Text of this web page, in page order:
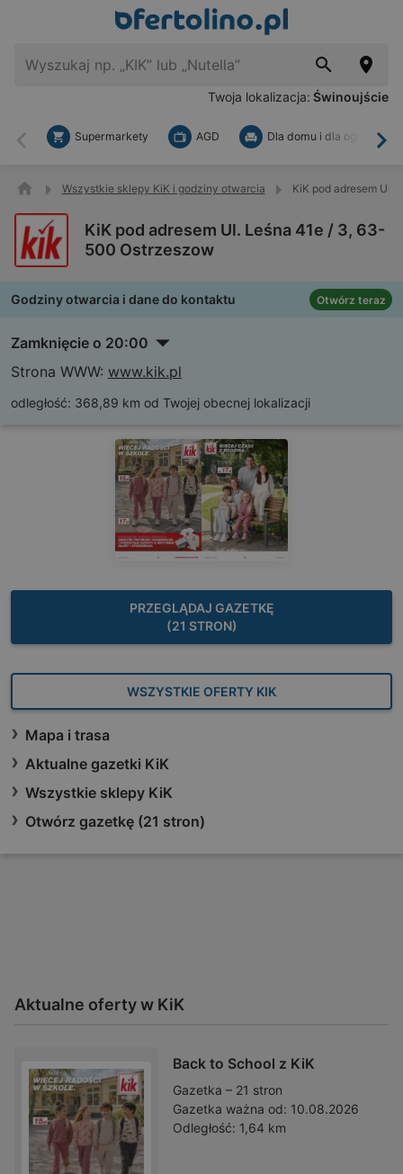
Twoja lokalizacja: Świnoujście
Wstecz
Supermarkety AGD Dla domu i dla ogrodu
Wszystkie sklepy KiK i godziny otwarcia KiK pod adresem Ul.
KiK pod adresem Ul. Leśna 41e / 3, 63-
500 Ostrzeszow
Godziny otwarcia i dane do kontaktu Otwórz teraz
Zamknięcie o 20:00
Strona WWW: www.kik.pl
odległość: 368,89 km od Twojej obecnej lokalizacji
PRZEGLĄDAJ GAZETKĘ
(21 STRON)
WSZYSTKIE OFERTY KIK
Mapa i trasa
Aktualne gazetki KiK
Wszystkie sklepy KiK
Otwórz gazetkę (21 stron)
Aktualne oferty w KiK
Back to School z KiK
Gazetka – 21 stron
Gazetka ważna od: 10.08.2026
Odległość: 1,64 km